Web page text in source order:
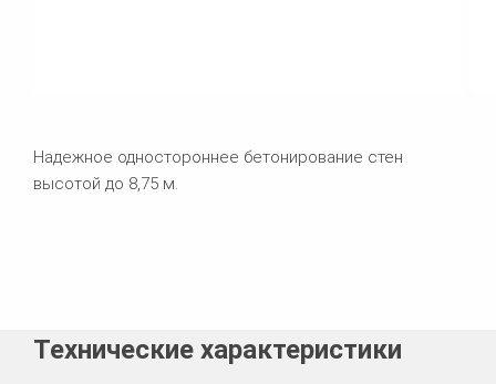
Надежное одностороннее бетонирование стен
высотой до 8,75 м.
Технические характеристики